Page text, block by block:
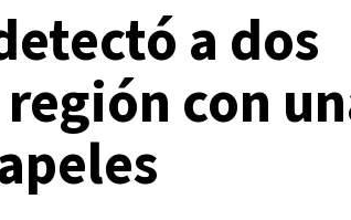
a dos
con